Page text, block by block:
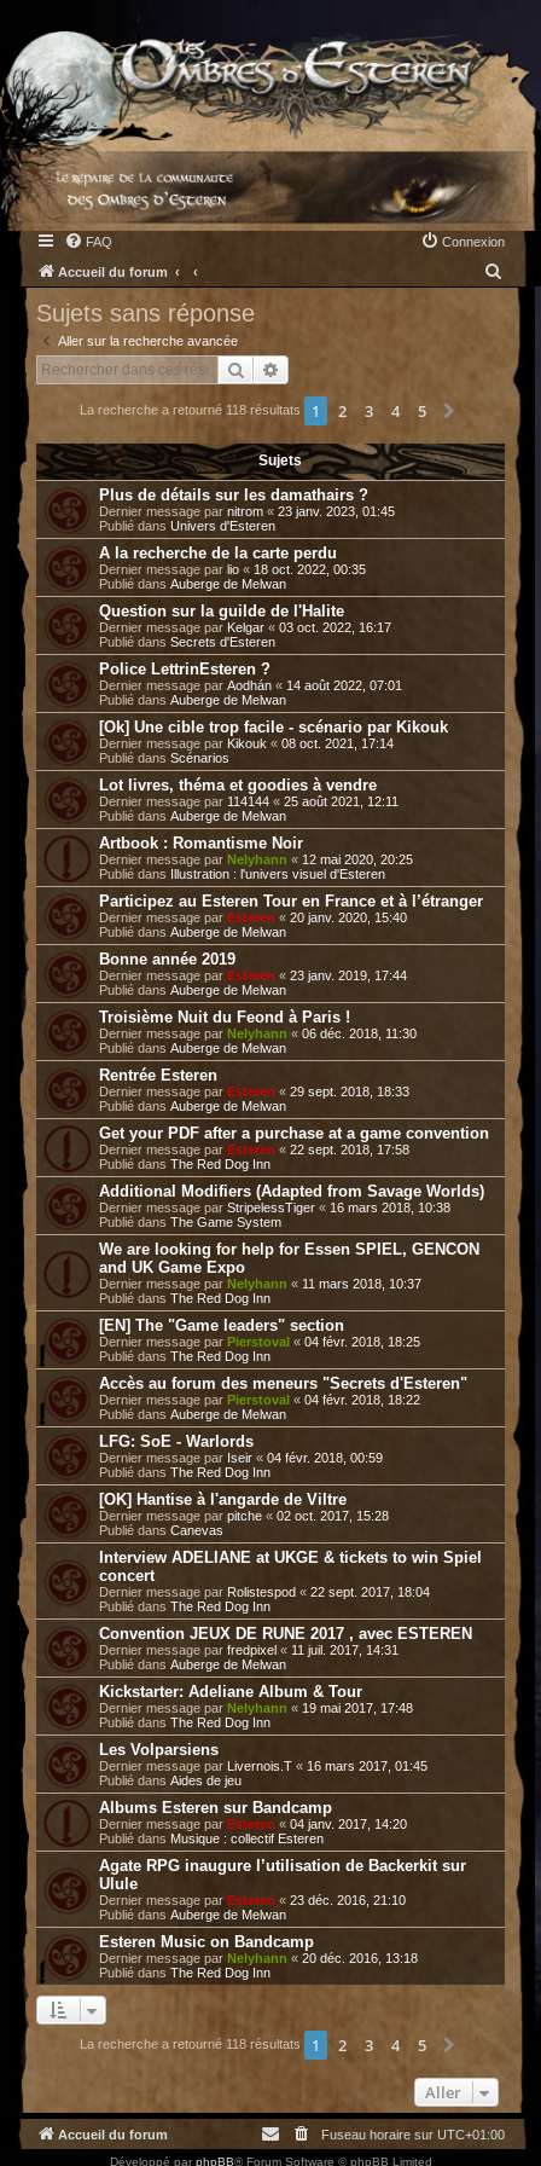
FAQ Connexion
Accueil du forum
c
h
Sujets sans réponse
Aller sur la recherche avancée
Rechercher
La recherche a retourné 118 résultats 1 2 3 4 5
Sujets
Plus de détails sur les damathairs ?
Dernier message par nitrom « 23 janv. 2023, 01:45
Publié dans Univers d'Esteren
A la recherche de la carte perdu
Dernier message par lio « 18 oct. 2022, 00:35
Publié dans Auberge de Melwan
Question sur la guilde de l'Halite
Dernier message par Kelgar « 03 oct. 2022, 16:17
Publié dans Secrets d'Esteren
Police LettrinEsteren ?
Dernier message par Aodhán « 14 août 2022, 07:01
Publié dans Auberge de Melwan
[Ok] Une cible trop facile - scénario par Kikouk
Dernier message par Kikouk « 08 oct. 2021, 17:14
Publié dans Scénarios
Lot livres, théma et goodies à vendre
Dernier message par 114144 « 25 août 2021, 12:11
Publié dans Auberge de Melwan
Artbook : Romantisme Noir
Dernier message par Nelyhann « 12 mai 2020, 20:25
Publié dans
Illustration : l'univers visuel d'Esteren
Participez au Esteren Tour en France et à l’étranger
Dernier message par Esteren « 20 janv. 2020, 15:40
Publié dans Auberge de Melwan
Bonne année 2019
Dernier message par Esteren « 23 janv. 2019, 17:44
Publié dans Auberge de Melwan
Troisième Nuit du Feond à Paris !
Dernier message par Nelyhann « 06 déc. 2018, 11:30
Publié dans Auberge de Melwan
Rentrée Esteren
Dernier message par Esteren « 29 sept. 2018, 18:33
Publié dans Auberge de Melwan
Get your PDF after a purchase at a game convention
Dernier message par Esteren « 22 sept. 2018, 17:58
Publié dans The Red Dog Inn
Additional Modifiers (Adapted from Savage Worlds)
Dernier message par StripelessTiger « 16 mars 2018, 10:38
Publié dans The Game System
We are looking for help for Essen SPIEL, GENCON
and UK Game Expo
Dernier message par Nelyhann « 11 mars 2018, 10:37
Publié dans The Red Dog Inn
[EN] The "Game leaders" section
Dernier message par Pierstoval « 04 févr. 2018, 18:25
Publié dans The Red Dog Inn
Accès au forum des meneurs "Secrets d'Esteren"
Dernier message par Pierstoval « 04 févr. 2018, 18:22
Publié dans Auberge de Melwan
LFG: SoE - Warlords
Dernier message par Iseir « 04 févr. 2018, 00:59
Publié dans The Red Dog Inn
[OK] Hantise à l'angarde de Viltre
Dernier message par pitche « 02 oct. 2017, 15:28
Publié dans Canevas
Interview ADELIANE at UKGE & tickets to win Spiel
concert
Dernier message par Rolistespod « 22 sept. 2017, 18:04
Publié dans The Red Dog Inn
Convention JEUX DE RUNE 2017 , avec ESTEREN
Dernier message par fredpixel « 11 juil. 2017, 14:31
Publié dans Auberge de Melwan
Kickstarter: Adeliane Album & Tour
Dernier message par Nelyhann « 19 mai 2017, 17:48
Publié dans The Red Dog Inn
Les Volparsiens
Dernier message par Livernois.T « 16 mars 2017, 01:45
Publié dans Aides de jeu
Albums Esteren sur Bandcamp
Dernier message par Esteren « 04 janv. 2017, 14:20
Publié dans Musique : collectif Esteren
Agate RPG inaugure l’utilisation de Backerkit sur
Ulule
Dernier message par Esteren « 23 déc. 2016, 21:10
Publié dans Auberge de Melwan
Esteren Music on Bandcamp
Dernier message par Nelyhann « 20 déc. 2016, 13:18
Publié dans The Red Dog Inn
La recherche a retourné 118 résultats 1 2 3 4 5
Aller
Accueil du forum Fuseau horaire sur UTC+01:00
Développé par phpBB® Forum Software © phpBB Limited